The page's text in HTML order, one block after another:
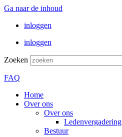
Ga naar de inhoud
inloggen
inloggen
Zoeken
FAQ
Home
Over ons
Over ons
Ledenvergadering
Bestuur